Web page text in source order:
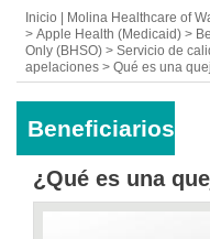
Inicio | Molina Healthcare of
> Apple Health (Medicaid) >
Only (BHSO) > Servicio de
apelaciones > Qué es una
Beneficiarios
¿Qué es una